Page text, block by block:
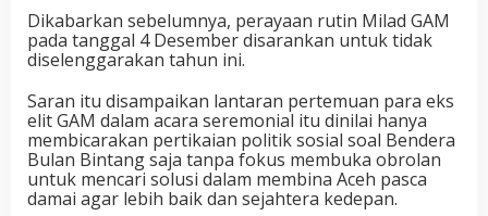
Dikabarkan sebelumnya, perayaan rutin Milad GAM
pada tanggal 4 Desember disarankan untuk tidak
diselenggarakan tahun ini.
Saran itu disampaikan lantaran pertemuan para eks
elit GAM dalam acara seremonial itu dinilai hanya
membicarakan pertikaian politik sosial soal Bendera
Bulan Bintang saja tanpa fokus membuka obrolan
untuk mencari solusi dalam membina Aceh pasca
damai agar lebih baik dan sejahtera kedepan.